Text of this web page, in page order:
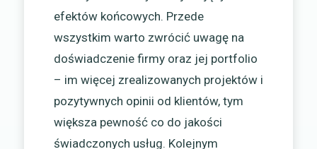
efektów końcowych. Przede
wszystkim warto zwrócić uwagę na
doświadczenie firmy oraz jej portfolio
– im więcej zrealizowanych projektów i
pozytywnych opinii od klientów, tym
większa pewność co do jakości
świadczonych usług. Kolejnym